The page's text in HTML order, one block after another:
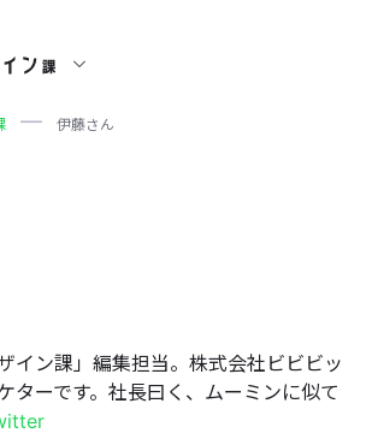
伊藤さん
イン課」編集担当。株式会社ビビビッ
ターです。社長曰く、ムーミンに似て